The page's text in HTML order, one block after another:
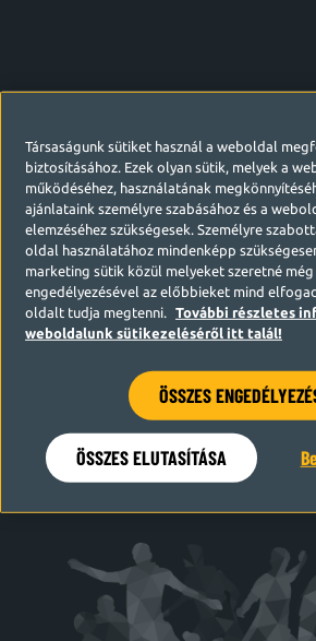
Hamarosan
Társaságunk sütiket használ a weboldal
biztosításához. Ezek olyan sütik, melyek a
működéséhez, használatának
ajánlataink személyre szabásához és a
elemzéséhez szükségesek. Személyre
oldal használatához mindenképp
marketing sütik közül melyeket szeretné
engedélyezésével az előbbieket mind
oldalt tudja megtenni.
További részletes
weboldalunk sütikezeléséről itt talál!
ÖSSZES
ÖSSZES ELUTASÍTÁSA